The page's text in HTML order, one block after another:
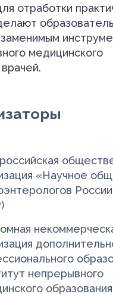
отработки
медицинского
«Научное
непрерывного